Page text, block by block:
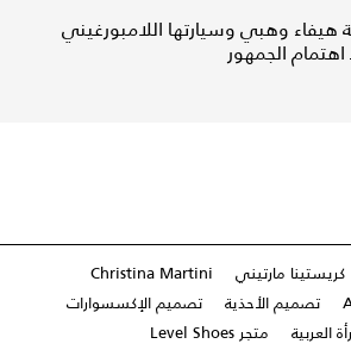
هيفاء وهبي وسيارتها اللامبورغيني
الجمهور
كريستينا مارتيني
Christina Martini
تصميم الأحذية
تصميم الإكسسوارات
العربية متجر Level Shoes